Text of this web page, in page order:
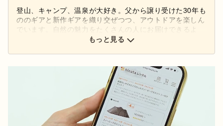
登山、キャンプ、温泉が大好き。父から譲り受けた30年も
ののギアと新作ギアを織り交ぜつつ、アウトドアを楽しん
でいます。自然の魅力をたくさんの人にお届けできるよ
もっと見る